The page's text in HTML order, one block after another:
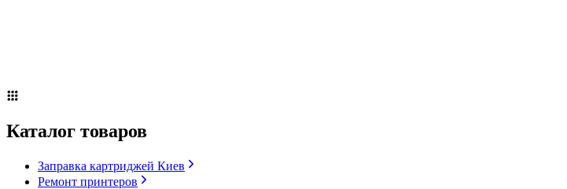
Каталог товаров
Заправка картриджей Киев
Ремонт принтеров